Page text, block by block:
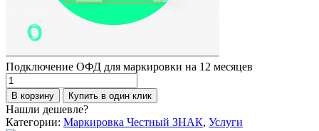
Подключение ОФД для маркировки на 12 месяцев
Количество
товара
Подключение
ОФД
В корзину Купить в один клик
Нашли дешевле?
Категории: Маркировка Честный ЗНАК, Услуги